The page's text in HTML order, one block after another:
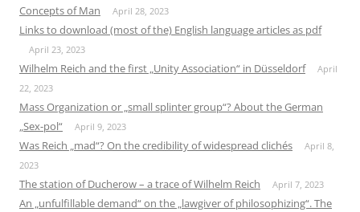
Concepts of Man April 28, 2023
Links to download (most of the) English language articles as pdf
April 23, 2023
Wilhelm Reich and the first „Unity Association“ in Düsseldorf
April
22, 2023
Mass Organization or „small splinter group“? About the German
„Sex-pol“
April 9, 2023
Was Reich „mad“? On the credibility of widespread clichés
April 8,
2023
The station of Ducherow – a trace of Wilhelm Reich April 7, 2023
An „unfulfillable demand“ on the „lawgiver of philosophizing“. The